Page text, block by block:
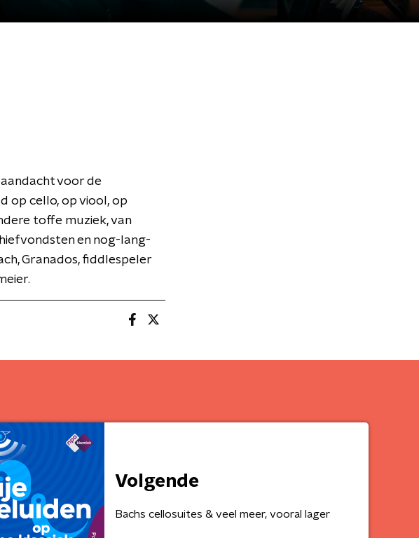
aandacht voor de
op cello, op viool, op
toffe muziek, van
en nog-lang-
Granados, fiddlespeler
Volgende
Bachs cellosuites & veel meer, vooral lager